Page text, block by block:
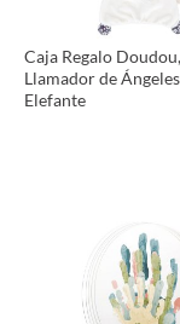
Caja Regalo Doudou,
Llamador de
Elefante